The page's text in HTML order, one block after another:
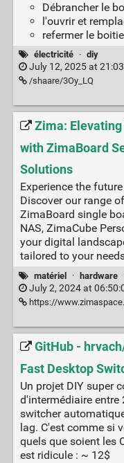
Débrancher le
l'ouvrir et
refermer le
électricité · diy
July 12, 2025 at
/shaare/3Oy_LQ
Zima:
with ZimaBoard
Solutions
Experience the
Discover our range
ZimaBoard single
NAS, ZimaCube
your digital
tailored to your
matériel · hardware
July 2, 2024 at
https://
GitHub -
Fast Desktop
Un projet DIY super
d'intermédiaire entre
switcher
lag. C'est comme si
quels que soient les
est ridicule : ~ 12$